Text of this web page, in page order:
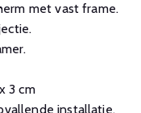
met vast frame.
3 cm
installatie.